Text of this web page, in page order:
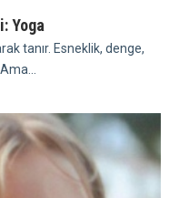
Yoga
tanır. Esneklik, denge,